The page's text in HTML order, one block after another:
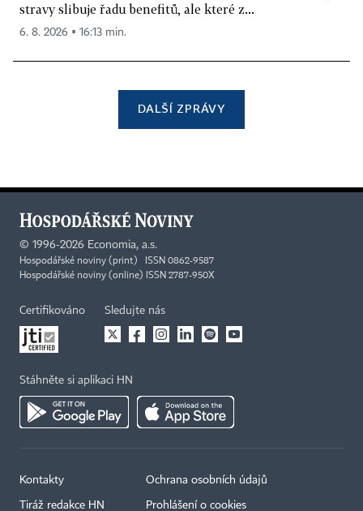
stravy slibuje řadu benefitů, ale které z...
6. 8. 2026 ▪ 16:13 min.
DALŠÍ ZPRÁVY
© 1996-2026 Economia, a.s.
Hospodářské noviny (print) ISSN 0862-9587
Hospodářské noviny (online) ISSN 2787-950X
Certifikováno Sledujte nás
Stáhněte si aplikaci HN
Kontakty
Tiráž redakce HN
Ochrana osobních údajů
Prohlášení o cookies